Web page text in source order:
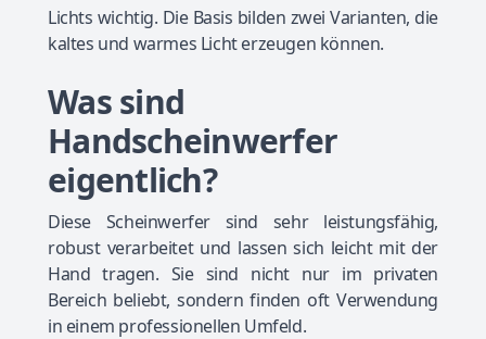
Lichts wichtig. Die Basis bilden zwei Varianten, die
kaltes und warmes Licht erzeugen können.
Was sind
Handscheinwerfer
eigentlich?
Diese Scheinwerfer sind sehr leistungsfähig,
robust verarbeitet und lassen sich leicht mit der
Hand tragen. Sie sind nicht nur im privaten
Bereich beliebt, sondern finden oft Verwendung
in einem professionellen Umfeld.